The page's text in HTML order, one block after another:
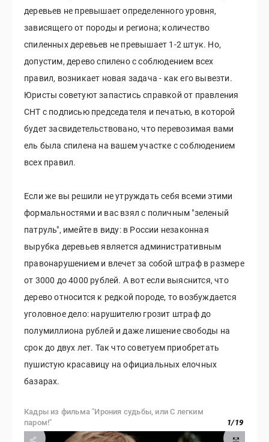
деревьев не превышает определенного уровня,
зависящего от породы и региона; количество
спиленных деревьев не превышает 1-2 штук. Но,
допустим, дерево спилено с соблюдением всех
правил, возникает новая задача - как его вывезти.
Юристы советуют запастись справкой от правления
СНТ с подписью председателя и печатью, в которой
будет засвидетельствовано, что перевозимая вами
ель была спилена на вашем участке с соблюдением
всех правил.
Если же вы решили не утруждать себя всеми этими
формальностями и вас взял с поличным "зеленый
патруль", имейте в виду: в России незаконная
вырубка деревьев является административным
правонарушением и влечет за собой штраф в размере
от 3000 до 4000 рублей. А вот если выяснится, что
дерево относится к редкой породе, то возбуждается
уголовное дело: нарушителю грозит штраф до
полумиллиона рублей и даже лишение свободы на
срок до двух лет. Так что советуем приобретать
пушистую красавицу на официальных елочных
базарах.
Кадры из фильма "Ирония судьбы, или С легким
паром!"
1/19